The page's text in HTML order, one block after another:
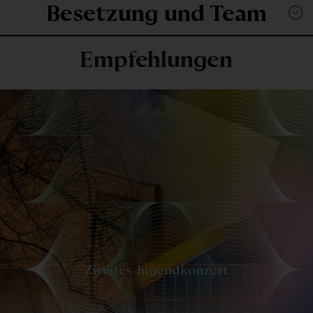
Besetzung und Team
Empfehlungen
Zweites Jugendkonzert